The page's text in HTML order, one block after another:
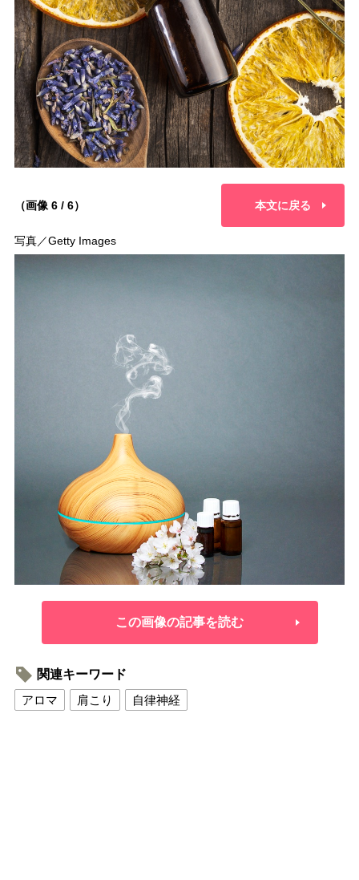
（画像 6 / 6） 本文に戻る
写真／Getty Images
この画像の記事を読む
関連キーワード
アロマ
肩こり 自律神経